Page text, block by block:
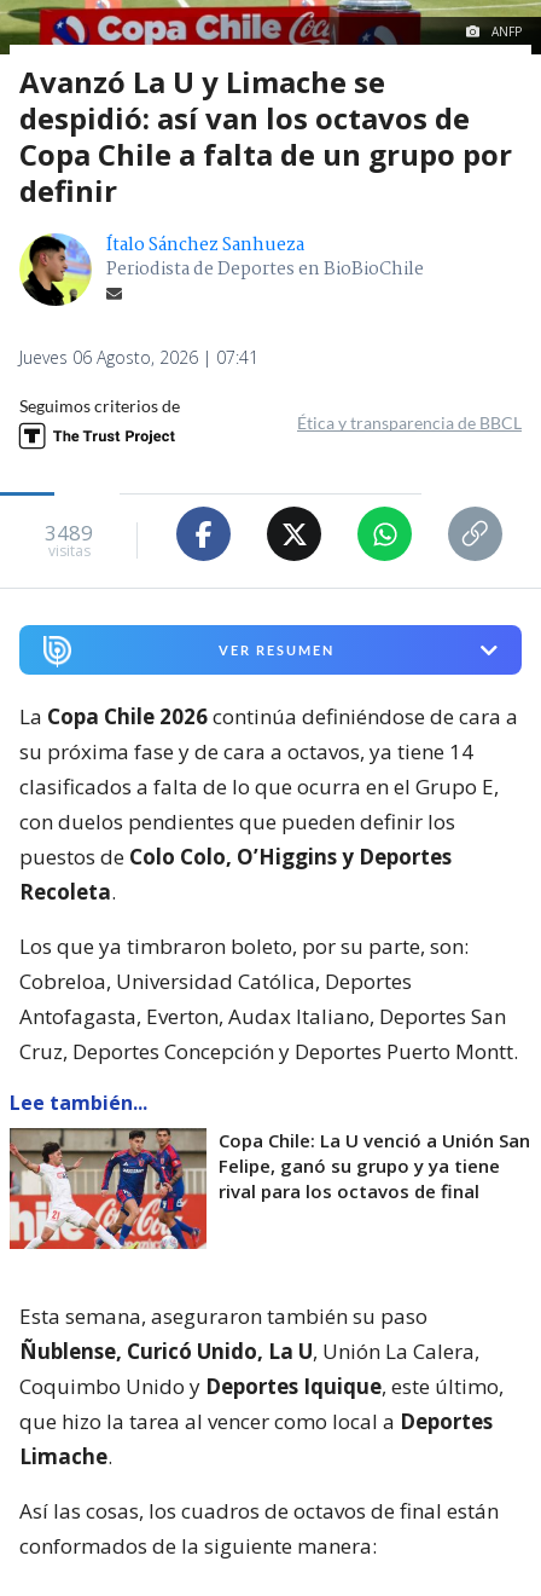
ANFP
Avanzó La U y Limache se
despidió: así van los octavos de
Copa Chile a falta de un grupo por
definir
Ítalo Sánchez Sanhueza
Periodista de Deportes en BioBioChile
Jueves 06 Agosto, 2026 | 07:41
Seguimos criterios de
Ética y transparencia de BBCL
3489
visitas
VER RESUMEN
La Copa Chile 2026continúa definiéndose de cara a
su próxima fase y de cara a octavos, ya tiene 14
clasificados a falta de lo que ocurra en el Grupo E,
con duelos pendientes que pueden definir los
puestos de Colo Colo, O’Higgins y Deportes
Recoleta.
Los que ya timbraron boleto, por su parte, son:
Cobreloa, Universidad Católica, Deportes
Antofagasta, Everton, Audax Italiano, Deportes San
Cruz, Deportes Concepción y Deportes Puerto Montt.
Lee también...
Copa Chile: La U venció a Unión San
Felipe, ganó su grupo y ya tiene
rival para los octavos de final
Esta semana, aseguraron también su paso
Ñublense, Curicó Unido, La U, Unión La Calera,
Coquimbo Unido y Deportes Iquique, este último,
que hizo la tarea al vencer como local a Deportes
Limache.
Así las cosas, los cuadros de octavos de final están
conformados de la siguiente manera: